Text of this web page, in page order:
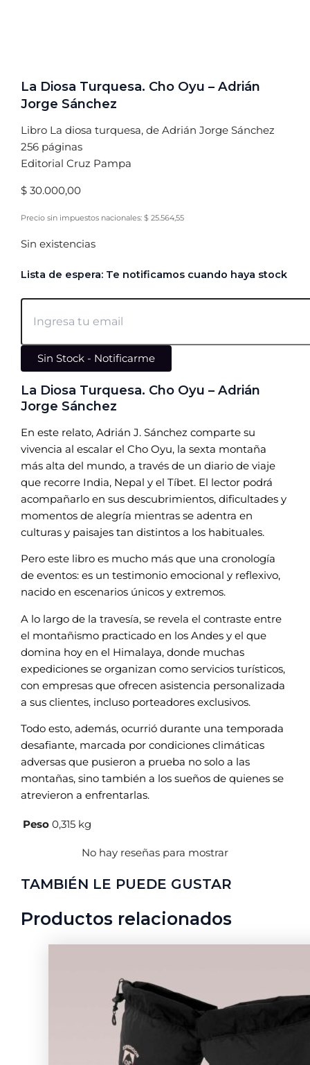
La Diosa Turquesa. Cho Oyu – Adrián
Jorge Sánchez
Libro La diosa turquesa, de Adrián Jorge Sánchez
256 páginas
Editorial Cruz Pampa
$ 30.000,00
Precio sin impuestos nacionales:$ 25.564,55
Sin existencias
Lista de espera: Te notificamos cuando haya stock
Sin Stock - Notificarme
La Diosa Turquesa. Cho Oyu – Adrián
Jorge Sánchez
En este relato, Adrián J. Sánchez comparte su
vivencia al escalar el Cho Oyu, la sexta montaña
más alta del mundo, a través de un diario de viaje
que recorre India, Nepal y el Tíbet. El lector podrá
acompañarlo en sus descubrimientos, dificultades y
momentos de alegría mientras se adentra en
culturas y paisajes tan distintos a los habituales.
Pero este libro es mucho más que una cronología
de eventos: es un testimonio emocional y reflexivo,
nacido en escenarios únicos y extremos.
A lo largo de la travesía, se revela el contraste entre
el montañismo practicado en los Andes y el que
domina hoy en el Himalaya, donde muchas
expediciones se organizan como servicios turísticos,
con empresas que ofrecen asistencia personalizada
a sus clientes, incluso porteadores exclusivos.
Todo esto, además, ocurrió durante una temporada
desafiante, marcada por condiciones climáticas
adversas que pusieron a prueba no solo a las
montañas, sino también a los sueños de quienes se
atrevieron a enfrentarlas.
Peso 0,315 kg
No hay reseñas para mostrar
TAMBIÉN LE PUEDE GUSTAR
Productos relacionados